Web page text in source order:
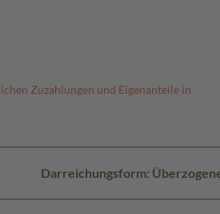
Zuzahlungen und Eigenanteile in
Darreichungsform: